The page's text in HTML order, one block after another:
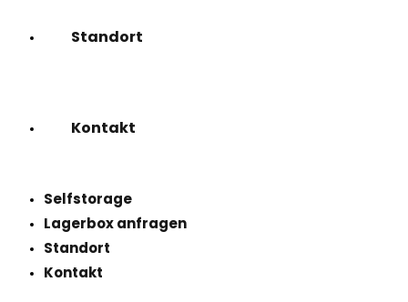
Standort
Kontakt
Selfstorage
Lagerbox anfragen
Standort
Kontakt